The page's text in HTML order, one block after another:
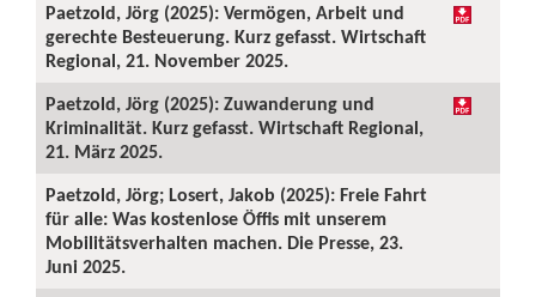
Paetzold, Jörg (2025): Vermögen, Arbeit und
gerechte Besteuerung. Kurz gefasst. Wirtschaft
Regional, 21. November 2025.
Paetzold, Jörg (2025): Zuwanderung und
Kriminalität. Kurz gefasst. Wirtschaft Regional,
21. März 2025.
Paetzold, Jörg; Losert, Jakob (2025): Freie Fahrt
für alle: Was kostenlose Öffis mit unserem
Mobilitätsverhalten machen. Die Presse, 23.
Juni 2025.